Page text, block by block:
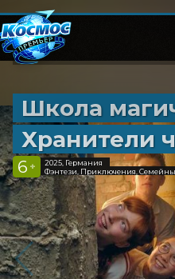
Школа
Хранители
6 +
2025, Германия
Фэнтези, Приключения,